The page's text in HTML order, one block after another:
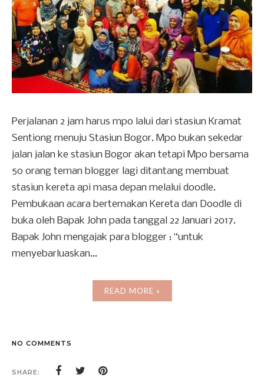
Perjalanan 2 jam harus mpo lalui dari stasiun Kramat
Sentiong menuju Stasiun Bogor. Mpo bukan sekedar
jalan jalan ke stasiun Bogor akan tetapi Mpo bersama
50 orang teman blogger lagi ditantang membuat
stasiun kereta api masa depan melalui doodle.
Pembukaan acara bertemakan Kereta dan Doodle di
buka oleh Bapak John pada tanggal 22 Januari 2017.
Bapak John mengajak para blogger : “untuk
menyebarluaskan...
READ MORE »
NO COMMENTS
SHARE: